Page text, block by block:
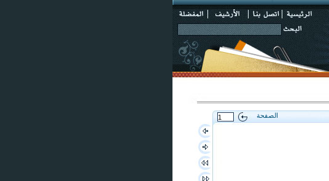
الصفحة